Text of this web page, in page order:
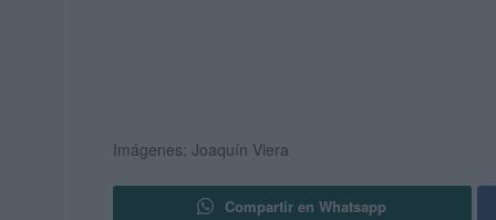
Imágenes: Joaquín Viera
Compartir en Whatsapp